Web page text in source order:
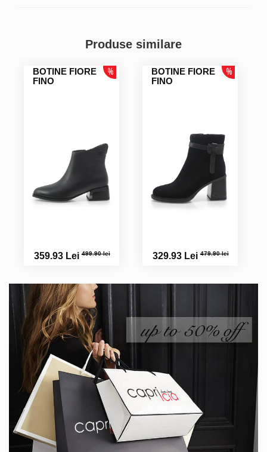
Produse similare
BOTINE FIORE
FINO
359.93 Lei499.90 lei
BOTINE FIORE
FINO
329.93 Lei479.90 lei